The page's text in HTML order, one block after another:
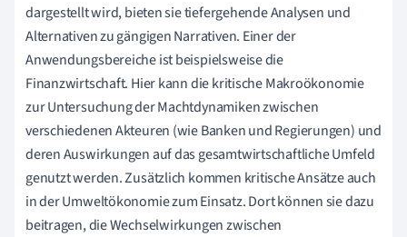
dargestellt wird, bieten sie tiefergehende Analysen und
Alternativen zu gängigen Narrativen. Einer der
Anwendungsbereiche ist beispielsweise die
Finanzwirtschaft. Hier kann die kritische Makroökonomie
zur Untersuchung der Machtdynamiken zwischen
verschiedenen Akteuren (wie Banken und Regierungen) und
deren Auswirkungen auf das gesamtwirtschaftliche Umfeld
genutzt werden. Zusätzlich kommen kritische Ansätze auch
in der Umweltökonomie zum Einsatz. Dort können sie dazu
beitragen, die Wechselwirkungen zwischen